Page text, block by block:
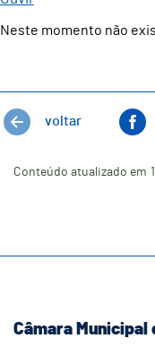
Neste momento não
voltar
Conteúdo atualizado em
Câmara Municipal